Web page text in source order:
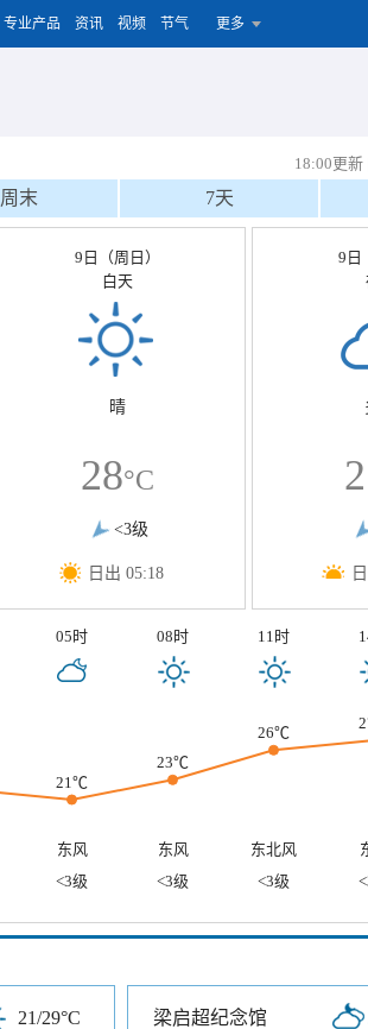
专业产品 资讯 视频 节气 更多
18:00更新
周末 7天
9日（周日）
白天
晴
28°C
<3级
日出 05:18
9日
05时 08时 11时
21℃
23℃
26℃
东风 东风 东北风
<3级 <3级 <3级
21/29°C 梁启超纪念馆